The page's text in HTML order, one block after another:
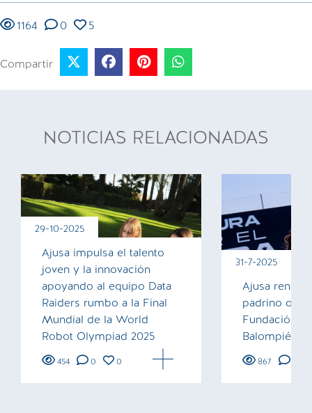
1164 0 5
Compartir
NOTICIAS RELACIONADAS
29-10-2025
Ajusa impulsa el talento
joven y la innovación
apoyando al equipo Data
Raiders rumbo a la Final
Mundial de la World
Robot Olympiad 2025
454 0 0
31-7-2025
Ajusa
padrino
Fundación
Balompié
867